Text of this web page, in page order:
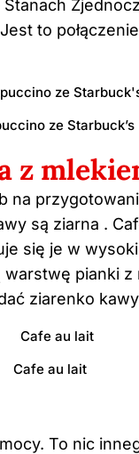
to
ze Starbuck’s
z
na
są ziarna .
się je w
pianki z
ziarenko
Cafe au lait
To nic